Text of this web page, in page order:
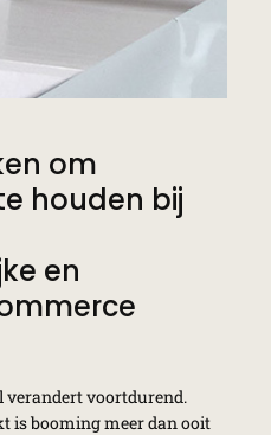
om
houden bij
en
verandert voortdurend.
is booming meer dan ooit